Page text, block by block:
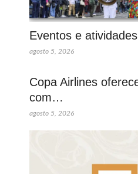
Eventos e
agosto 5, 2026
Copa Airlines
com…
agosto 5, 2026